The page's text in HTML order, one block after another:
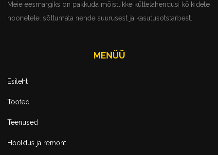
CMSSuperheroes team for a stunning theme!
in our industry, none of our competitors even come
Meie eesmärgiks on pakkuda mõistlikke küttelahendusi kõikidele
hoonetele, sõltumata nende suurusest ja kasutusotstarbest.
MENÜÜ
Esileht
Tooted
Teenused
Hooldus ja remont